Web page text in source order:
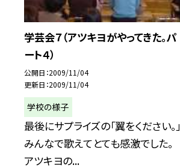
学芸会７（アツキヨがやってきた。パ
ート４）
公開日 2009/11/04
更新日 2009/11/04
学校の様子
最後にサプライズの「翼をください。」
みんなで歌えてとても感激でした。
アツキヨの...